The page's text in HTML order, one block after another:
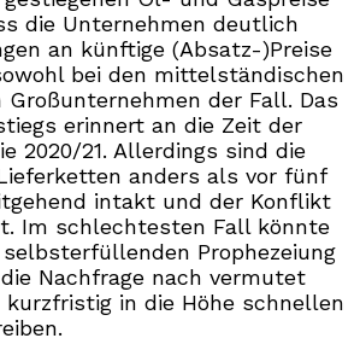
die Unternehmen deutlich
an künftige (Absatz-)Preise
bei den mittelständischen
der Fall. Das
erinnert an die Zeit der
2020/21. Allerdings sind die
anders als vor fünf
intakt und der Konflikt
Im schlechtesten Fall könnte
Prophezeiung
Nachfrage nach vermutet
in die Höhe schnellen